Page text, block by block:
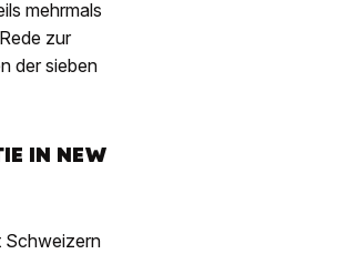
mehrmals
zur
der sieben
IN NEW
Schweizern